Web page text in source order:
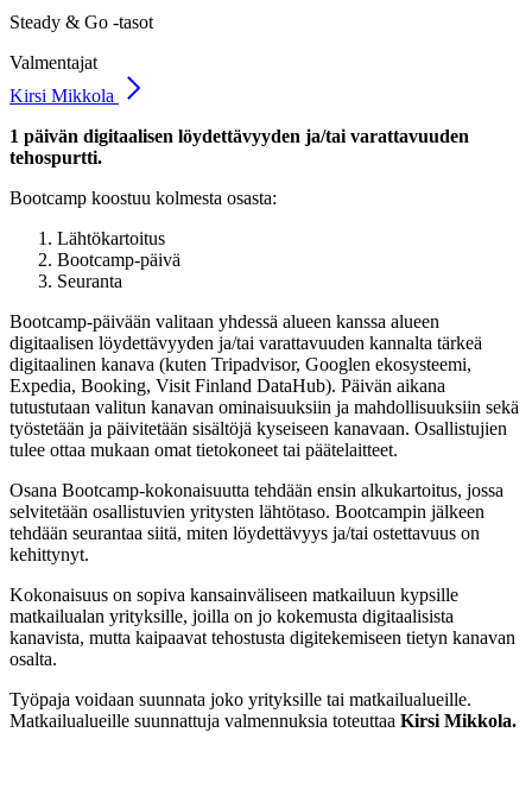
Steady & Go -tasot
Valmentajat
Kirsi Mikkola
1 päivän digitaalisen löydettävyyden ja/tai varattavuuden
tehospurtti.
Bootcamp koostuu kolmesta osasta:
Lähtökartoitus
Bootcamp-päivä
Seuranta
Bootcamp-päivään valitaan yhdessä alueen kanssa alueen
digitaalisen löydettävyyden ja/tai varattavuuden kannalta tärkeä
digitaalinen kanava (kuten Tripadvisor, Googlen ekosysteemi,
Expedia, Booking, Visit Finland DataHub). Päivän aikana
tutustutaan valitun kanavan ominaisuuksiin ja mahdollisuuksiin sekä
työstetään ja päivitetään sisältöjä kyseiseen kanavaan. Osallistujien
tulee ottaa mukaan omat tietokoneet tai päätelaitteet.
Osana Bootcamp-kokonaisuutta tehdään ensin alkukartoitus, jossa
selvitetään osallistuvien yritysten lähtötaso. Bootcampin jälkeen
tehdään seurantaa siitä, miten löydettävyys ja/tai ostettavuus on
kehittynyt.
Kokonaisuus on sopiva kansainväliseen matkailuun kypsille
matkailualan yrityksille, joilla on jo kokemusta digitaalisista
kanavista, mutta kaipaavat tehostusta digitekemiseen tietyn kanavan
osalta.
Työpaja voidaan suunnata joko yrityksille tai matkailualueille.
Matkailualueille suunnattuja valmennuksia toteuttaa Kirsi Mikkola.